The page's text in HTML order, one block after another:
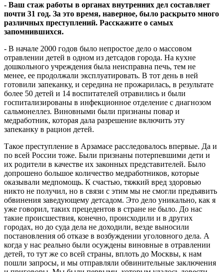
- Ваш стаж работы в органах внутренних дел составляет
почти 31 год. За это время, наверное, было раскрыто много
различных преступлений. Расскажите о самых
запомнившихся.
- В начале 2000 годов было непростое дело о массовом
отравлении детей в одном из детсадов города. На кухне
дошкольного учреждения была неисправна печь, тем не
менее, ее продолжали эксплуатировать. В тот день в ней
готовили запеканку, и середина не прожарилась, в результате
более 50 детей и 14 воспитателей отравились и были
госпитализированы в инфекционное отделение с диагнозом
сальмонеллез. Виновными были признаны повар и
медработник, которая дала разрешение включить эту
запеканку в рацион детей.
Такое преступление в Арзамасе расследовалось впервые. Да и
по всей России тоже. Были признаны потерпевшими дети и
их родители в качестве их законных представителей. Было
допрошено большое количество медработников, которые
оказывали медпомощь. К счастью, тяжкий вред здоровью
никто не получил, но в связи с этим мы не смогли предъявить
обвинения заведующему детсадом. Это дело уникально, как я
уже говорил, таких прецедентов в стране не было. До нас
такие происшествия, конечно, происходили и в других
городах, но до суда дела не доходили, везде выносили
постановления об отказе в возбуждении уголовного дела. А
когда у нас реально были осуждены виновные в отравлении
детей, то тут же со всей страны, вплоть до Москвы, к нам
пошли запросы, и мы отправляли обвинительные заключения